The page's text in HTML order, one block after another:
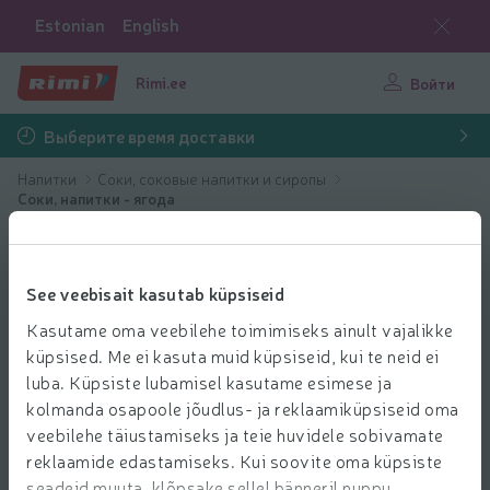
See veebisait kasutab küpsiseid
Kasutame oma veebilehe toimimiseks ainult vajalikke
küpsised. Me ei kasuta muid küpsiseid, kui te neid ei
luba. Küpsiste lubamisel kasutame esimese ja
kolmanda osapoole jõudlus- ja reklaamiküpsiseid oma
veebilehe täiustamiseks ja teie huvidele sobivamate
reklaamide edastamiseks. Kui soovite oma küpsiste
Estonian English
Rimi.ee Войти
Выберите время доставки
Напитки
Соки, соковые напитки и сиропы
Соки, напитки - ягода